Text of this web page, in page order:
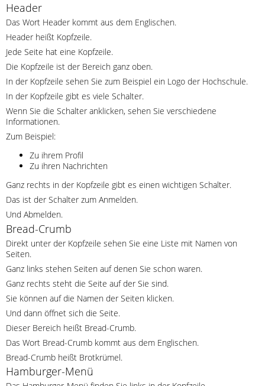
Header
Das Wort Header kommt aus dem Englischen.
Header heißt Kopfzeile.
Jede Seite hat eine Kopfzeile.
Die Kopfzeile ist der Bereich ganz oben.
In der Kopfzeile sehen Sie zum Beispiel ein Logo der Hochschule.
In der Kopfzeile gibt es viele Schalter.
Wenn Sie die Schalter anklicken, sehen Sie verschiedene
Informationen.
Zum Beispiel:
Zu ihrem Profil
Zu ihren Nachrichten
Ganz rechts in der Kopfzeile gibt es einen wichtigen Schalter.
Das ist der Schalter zum Anmelden.
Und Abmelden.
Bread-Crumb
Direkt unter der Kopfzeile sehen Sie eine Liste mit Namen von
Seiten.
Ganz links stehen Seiten auf denen Sie schon waren.
Ganz rechts steht die Seite auf der Sie sind.
Sie können auf die Namen der Seiten klicken.
Und dann öffnet sich die Seite.
Dieser Bereich heißt Bread-Crumb.
Das Wort Bread-Crumb kommt aus dem Englischen.
Bread-Crumb heißt Brotkrümel.
Hamburger-Menü